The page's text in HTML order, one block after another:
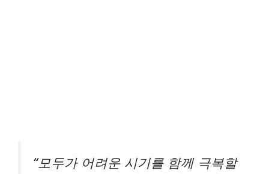
“모두가 어려운 시기를 함께 극복할